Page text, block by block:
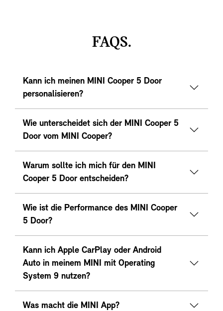
FAQS.
Kann ich meinen MINI Cooper 5 Door
personalisieren?
Wie unterscheidet sich der MINI Cooper 5
Door vom MINI Cooper?
Warum sollte ich mich für den MINI
Cooper 5 Door entscheiden?
Wie ist die Performance des MINI Cooper
5 Door?
Kann ich Apple CarPlay oder Android
Auto in meinem MINI mit Operating
System 9 nutzen?
Was macht die MINI App?